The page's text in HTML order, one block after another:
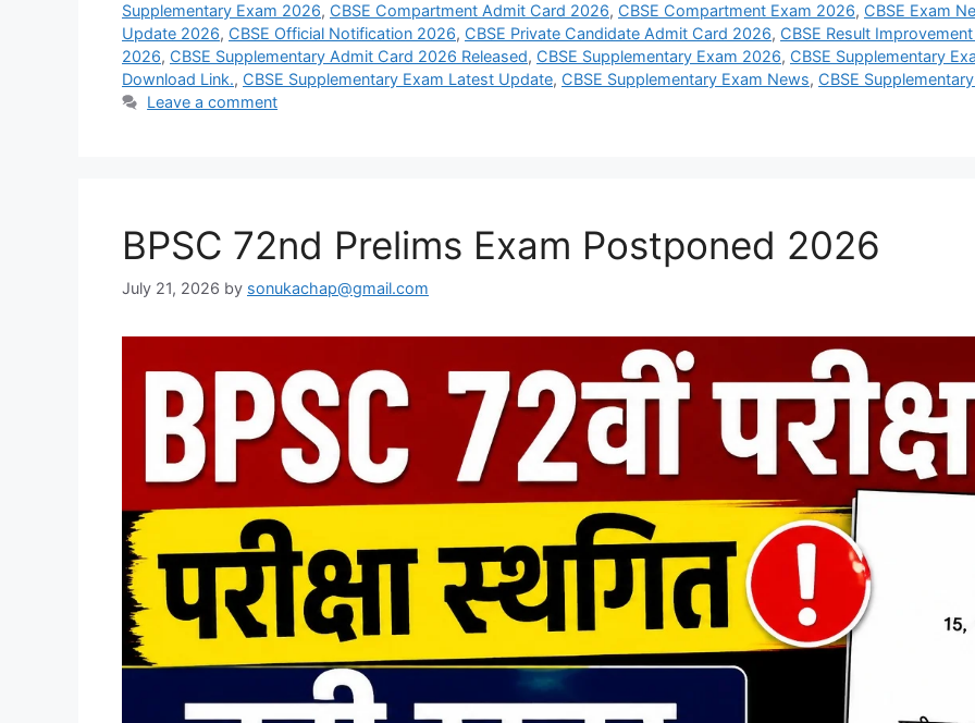
Supplementary Exam 2026, CBSE Compartment Admit Card 2026, CBSE Compartment Exam 2026, CBSE Exam
Update 2026, CBSE Official Notification 2026, CBSE Private Candidate Admit Card 2026, CBSE Result
2026, CBSE Supplementary Admit Card 2026 Released, CBSE Supplementary Exam 2026, CBSE Supplementary
Download Link., CBSE Supplementary Exam Latest Update, CBSE Supplementary Exam News, CBSE
Leave a comment
BPSC 72nd Prelims Exam Postponed 2026
July 21, 2026 by sonukachap@gmail.com